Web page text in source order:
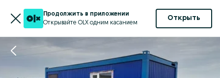
Продолжить в приложении
Открывайте OLX одним касанием
Открыть